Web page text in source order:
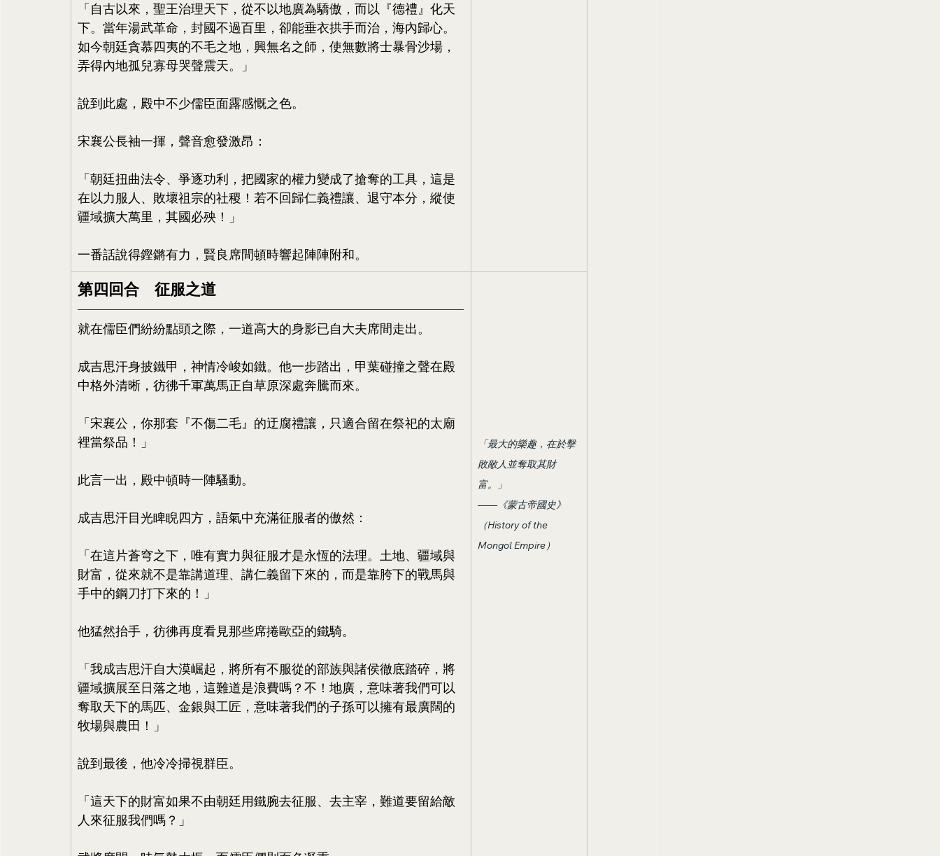
「自古以來，聖王治理天下，從不以地廣為驕傲，而以『德禮』化天
下。當年湯武革命，封國不過百里，卻能垂衣拱手而治，海內歸心。
如今朝廷貪慕四夷的不毛之地，興無名之師，使無數將士暴骨沙場，
弄得內地孤兒寡母哭聲震天。」
說到此處，殿中不少儒臣面露感慨之色。
宋襄公長袖一揮，聲音愈發激昂：
「朝廷扭曲法令、爭逐功利，把國家的權力變成了搶奪的工具，這是
在以力服人、敗壞祖宗的社稷！若不回歸仁義禮讓、退守本分，縱使
疆域擴大萬里，其國必殃！」
一番話說得鏗鏘有力，賢良席間頓時響起陣陣附和。
第四回合　征服之道
就在儒臣們紛紛點頭之際，一道高大的身影已自大夫席間走出。
成吉思汗身披鐵甲，神情冷峻如鐵。他一步踏出，甲葉碰撞之聲在殿
中格外清晰，彷彿千軍萬馬正自草原深處奔騰而來。
「宋襄公，你那套『不傷二毛』的迂腐禮讓，只適合留在祭祀的太廟
裡當祭品！」
此言一出，殿中頓時一陣騷動。
成吉思汗目光睥睨四方，語氣中充滿征服者的傲然：
「在這片蒼穹之下，唯有實力與征服才是永恆的法理。土地、疆域與
財富，從來就不是靠講道理、講仁義留下來的，而是靠胯下的戰馬與
手中的鋼刀打下來的！」
他猛然抬手，彷彿再度看見那些席捲歐亞的鐵騎。
「我成吉思汗自大漠崛起，將所有不服從的部族與諸侯徹底踏碎，將
疆域擴展至日落之地，這難道是浪費嗎？不！地廣，意味著我們可以
奪取天下的馬匹、金銀與工匠，意味著我們的子孫可以擁有最廣闊的
牧場與農田！」
說到最後，他冷冷掃視群臣。
「這天下的財富如果不由朝廷用鐵腕去征服、去主宰，難道要留給敵
人來征服我們嗎？」
「最大的樂趣，在於擊
敗敵人並奪取其財
富。」
——《蒙古帝國史》
（History of the
Mongol Empire）